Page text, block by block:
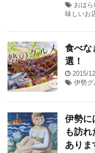
おは
味しいお
食べな
選！
2015/
伊勢グ
伊勢に
も訪
ありま